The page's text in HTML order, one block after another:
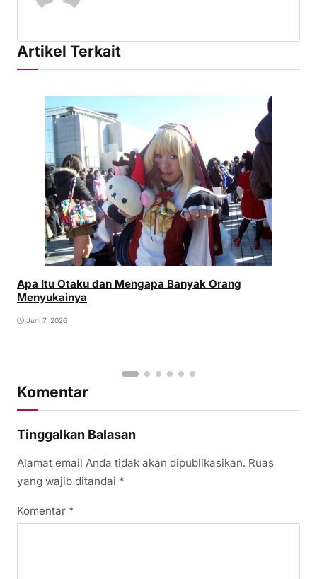
Artikel Terkait
Apa Itu Otaku dan Mengapa Banyak Orang
Menyukainya
Juni 7, 2026
Komentar
Tinggalkan Balasan
Alamat email Anda tidak akan dipublikasikan. Ruas
yang wajib ditandai *
Komentar *